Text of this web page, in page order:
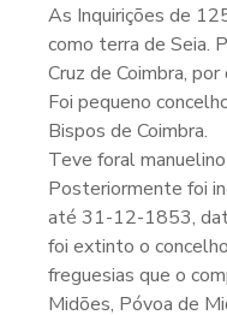
As Inquirições de
como terra de Seia.
Cruz de Coimbra, por
Foi pequeno
Bispos de Coimbra.
Teve foral
Posteriormente foi
até 31-12-1853,
foi extinto o
freguesias que o
Midões, Póvoa de